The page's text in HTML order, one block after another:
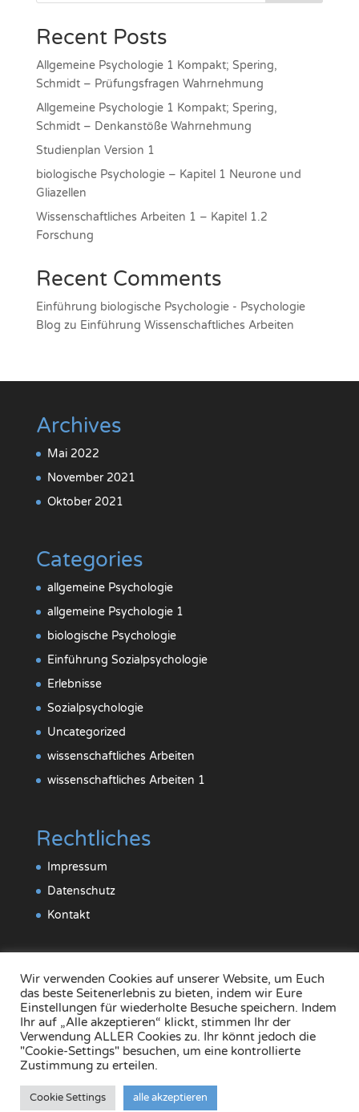
Recent Posts
Allgemeine Psychologie 1 Kompakt; Spering,
Schmidt – Prüfungsfragen Wahrnehmung
Allgemeine Psychologie 1 Kompakt; Spering,
Schmidt – Denkanstöße Wahrnehmung
Studienplan Version 1
biologische Psychologie – Kapitel 1 Neurone und
Gliazellen
Wissenschaftliches Arbeiten 1 – Kapitel 1.2
Forschung
Recent Comments
Einführung biologische Psychologie - Psychologie
Blog zu Einführung Wissenschaftliches Arbeiten
Archives
Mai 2022
November 2021
Oktober 2021
Categories
allgemeine Psychologie
allgemeine Psychologie 1
biologische Psychologie
Einführung Sozialpsychologie
Erlebnisse
Sozialpsychologie
Uncategorized
wissenschaftliches Arbeiten
wissenschaftliches Arbeiten 1
Rechtliches
Impressum
Datenschutz
Kontakt
Wir verwenden Cookies auf unserer Website, um Euch
das beste Seitenerlebnis zu bieten, indem wir Eure
Einstellungen für wiederholte Besuche speichern. Indem
Ihr auf „Alle akzeptieren“ klickt, stimmen Ihr der
Verwendung ALLER Cookies zu. Ihr könnt jedoch die
"Cookie-Settings" besuchen, um eine kontrollierte
Zustimmung zu erteilen.
Cookie Settings alle akzeptieren